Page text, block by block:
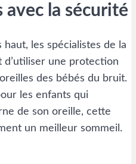
avec la sécurité
les spécialistes de la
une protection
des bébés du bruit.
les enfants qui
de son oreille, cette
un meilleur sommeil.